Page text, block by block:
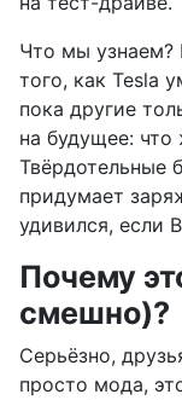
Что мы узнаем?
того, как Tesla
пока другие
на будущее: что
Твёрдотельные
придумает
удивился, если
Почему
смешно)?
Серьёзно,
просто мода,